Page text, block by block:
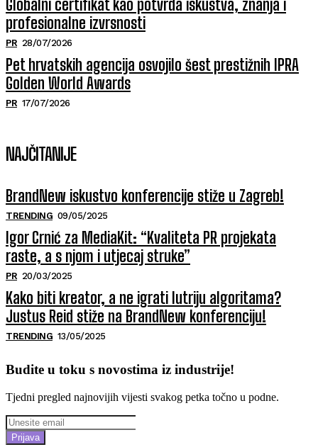
Globalni certifikat kao potvrda iskustva, znanja i
profesionalne izvrsnosti
PR 28/07/2026
Pet hrvatskih agencija osvojilo šest prestižnih IPRA
Golden World Awards
PR 17/07/2026
NAJČITANIJE
BrandNew iskustvo konferencije stiže u Zagreb!
TRENDING 09/05/2025
Igor Crnić za MediaKit: “Kvaliteta PR projekata
raste, a s njom i utjecaj struke”
PR 20/03/2025
Kako biti kreator, a ne igrati lutriju algoritama?
Justus Reid stiže na BrandNew konferenciju!
TRENDING 13/05/2025
Budite u toku s novostima iz industrije!
Tjedni pregled najnovijih vijesti svakog petka točno u podne.
Prijava